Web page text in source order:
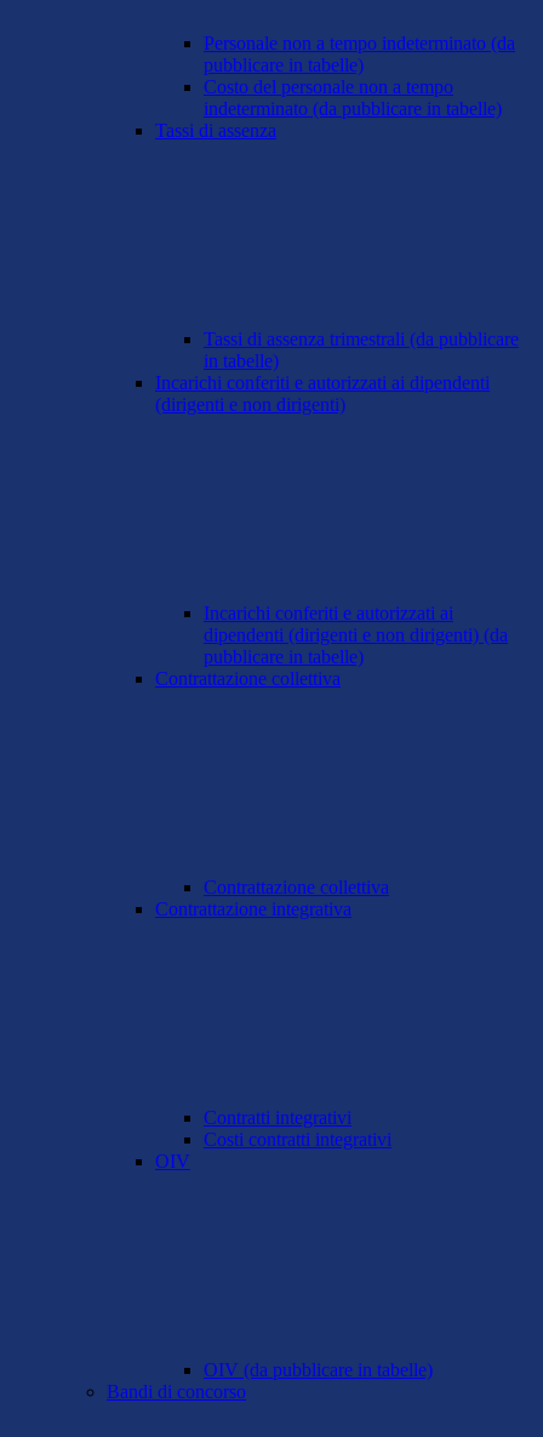
Personale non a tempo indeterminato (da
pubblicare in tabelle)
Costo del personale non a tempo
indeterminato (da pubblicare in tabelle)
Tassi di assenza
Tassi di assenza trimestrali (da pubblicare
in tabelle)
Incarichi conferiti e autorizzati ai dipendenti
(dirigenti e non dirigenti)
Incarichi conferiti e autorizzati ai
dipendenti (dirigenti e non dirigenti) (da
pubblicare in tabelle)
Contrattazione collettiva
Contrattazione collettiva
Contrattazione integrativa
Contratti integrativi
Costi contratti integrativi
OIV
OIV (da pubblicare in tabelle)
Bandi di concorso